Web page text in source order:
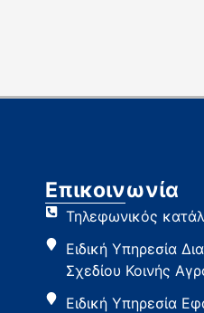
Επικοινωνία
Τηλεφωνικός
Ειδική Υπηρεσία
Σχεδίου Κοινής
Ειδική Υπηρεσία